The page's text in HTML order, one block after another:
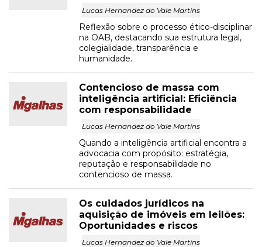
Lucas Hernandez do Vale Martins
Reflexão sobre o processo ético-disciplinar
na OAB, destacando sua estrutura legal,
colegialidade, transparência e
humanidade.
Contencioso de massa com
inteligência artificial: Eficiência
com responsabilidade
Lucas Hernandez do Vale Martins
Quando a inteligência artificial encontra a
advocacia com propósito: estratégia,
reputação e responsabilidade no
contencioso de massa.
Os cuidados jurídicos na
aquisição de imóveis em leilões:
Oportunidades e riscos
Lucas Hernandez do Vale Martins